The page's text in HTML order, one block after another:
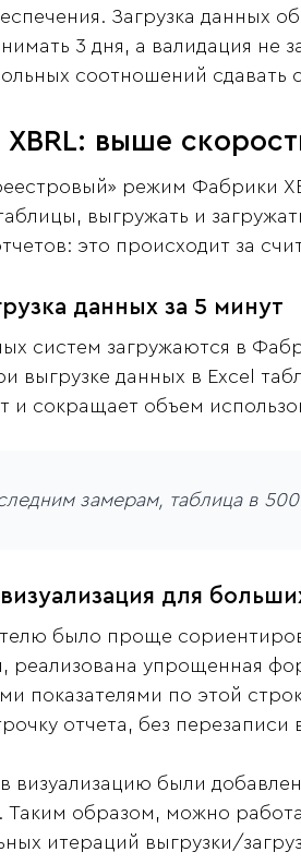
Загрузка данных
3 дня, а валидация не
соотношений сдавать
XBRL: выше
режим Фабрики
выгружать и
это происходит за
данных за 5 минут
систем загружаются в
выгрузке данных в Excel
и сокращает объем
замерам, таблица в 500
для
было проще
реализована упрощенная
показателями по этой
отчета, без перезаписи
визуализацию были
Таким образом, можно
итераций выгрузки/